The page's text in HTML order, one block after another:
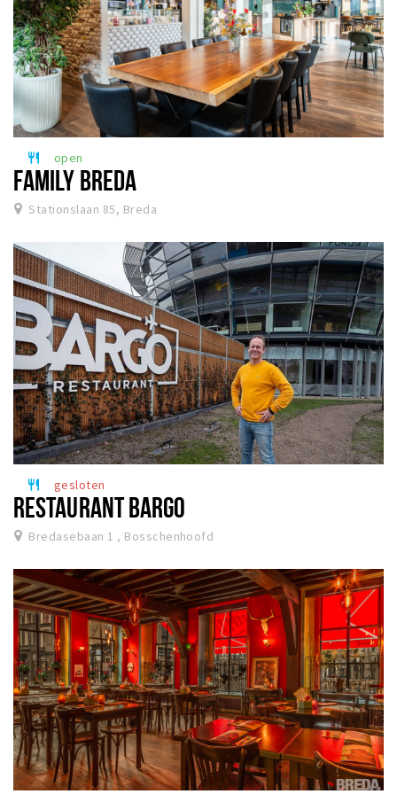
restaurant open
FAMILY BREDA
Stationslaan 85, Breda
restaurant gesloten
RESTAURANT BARGO
Bredasebaan 1 , Bosschenhoofd